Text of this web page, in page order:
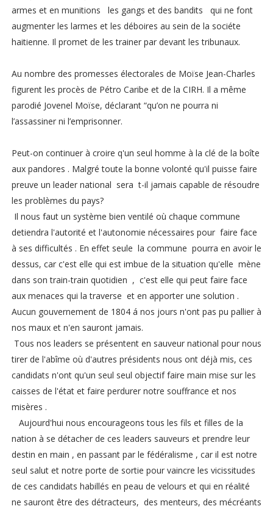
armes et en munitions les gangs et des bandits qui ne font
augmenter les larmes et les déboires au sein de la sociéte
haitienne. Il promet de les trainer par devant les tribunaux.
Au nombre des promesses électorales de Moïse Jean-Charles
figurent les procès de Pétro Caribe et de la CIRH. Il a même
parodié Jovenel Moïse, déclarant “qu’on ne pourra ni
l’assassiner ni l’emprisonner.
Peut-on continuer à croire q'un seul homme à la clé de la boîte
aux pandores . Malgré toute la bonne volonté qu'il puisse faire
preuve un leader national sera t-il jamais capable de résoudre
les problèmes du pays?
Il nous faut un système bien ventilé où chaque commune
detiendra l'autorité et l'autonomie nécessaires pour faire face
à ses difficultés . En effet seule la commune pourra en avoir le
dessus, car c'est elle qui est imbue de la situation qu'elle mène
dans son train-train quotidien , c'est elle qui peut faire face
aux menaces qui la traverse et en apporter une solution .
Aucun gouvernement de 1804 á nos jours n'ont pas pu pallier à
nos maux et n'en sauront jamais.
Tous nos leaders se présentent en sauveur national pour nous
tirer de l'abîme où d'autres présidents nous ont déjà mis, ces
candidats n'ont qu'un seul seul objectif faire main mise sur les
caisses de l'état et faire perdurer notre souffrance et nos
misères .
Aujourd'hui nous encourageons tous les fils et filles de la
nation à se détacher de ces leaders sauveurs et prendre leur
destin en main , en passant par le fédéralisme , car il est notre
seul salut et notre porte de sortie pour vaincre les vicissitudes
de ces candidats habillés en peau de velours et qui en réalité
ne sauront être des détracteurs, des menteurs, des mécréants